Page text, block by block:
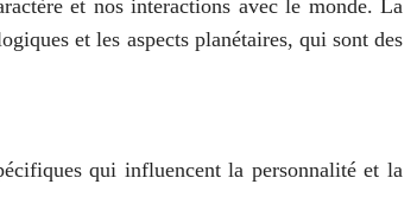
et nos interactions avec le monde. La
et les aspects planétaires, qui sont des
qui influencent la personnalité et la